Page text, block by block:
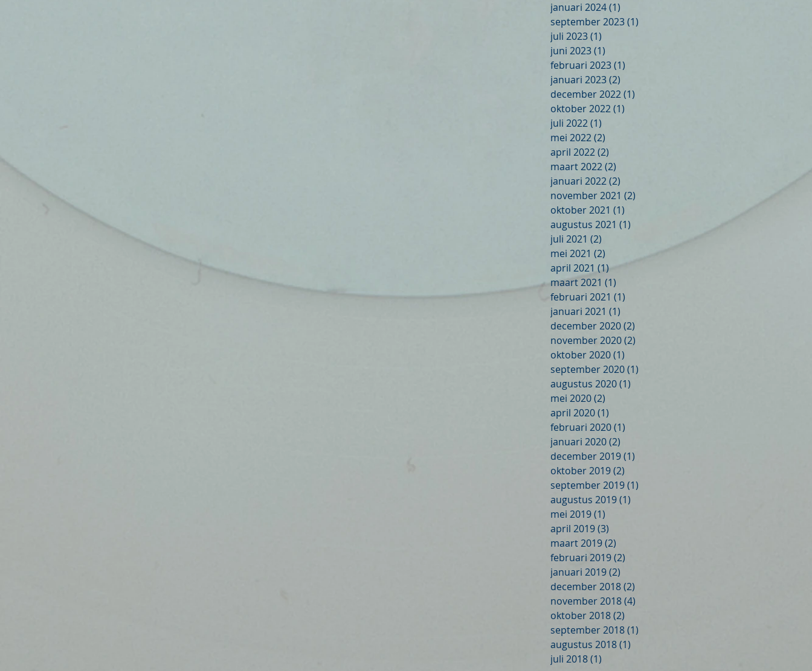
januari 2024(1)
september 2023(1)
juli 2023(1)
juni 2023(1)
februari 2023(1)
januari 2023(2)
december 2022(1)
oktober 2022(1)
juli 2022(1)
mei 2022(2)
april 2022(2)
maart 2022(2)
januari 2022(2)
november 2021 (2)
oktober 2021 (1)
augustus 2021 (1)
juli 2021 (2)
mei 2021 (2)
april 2021 (1)1 post
maart 2021 (1)
februari 2021 (1)
januari 2021 (1)
december 2020(2)
november 2020(2)
oktober 2020(1)
september 2020(1)
augustus 2020(1)
mei 2020(2)
april 2020(1)
februari 2020(1)
januari 2020(2)
december 2019(1)
oktober 2019(2)
september 2019(1)
augustus 2019(1)
mei 2019(1)
april 2019(3)
maart 2019(2)
februari 2019(2)
januari 2019(2)
december 2018(2)
november 2018(4)
oktober 2018(2)
september 2018(1)
augustus 2018(1)
juli 2018(1)